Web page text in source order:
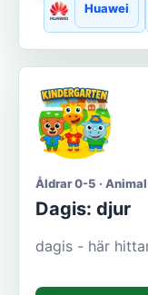
Huawei
Åldrar 0-5 ·
Dagis: djur
dagis - här